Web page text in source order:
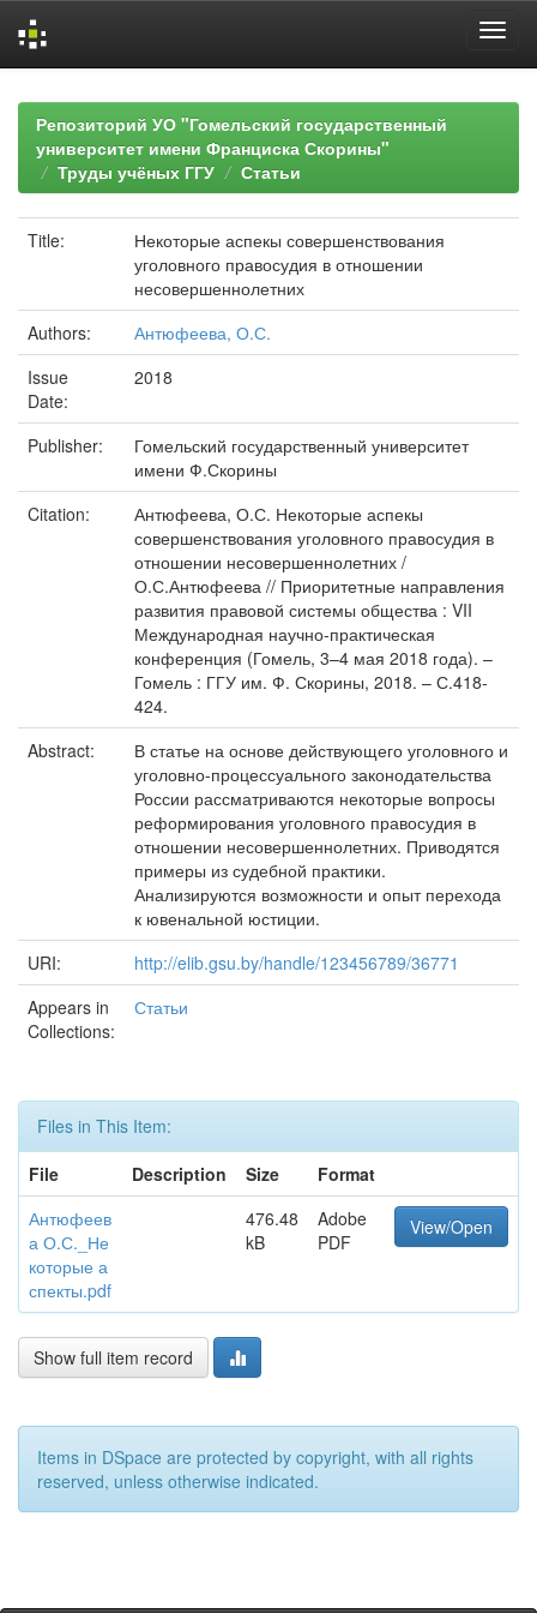
navigationРепозиторий УО "Гомельский государственный
университет имени Франциска Скорины"
Труды учёных ГГУ
Статьи
Title:
Некоторые аспекы совершенствования
уголовного правосудия в отношении
несовершеннолетних
Authors:
Антюфеева, О.С.
Issue
Date:
2018
Publisher:
Гомельский государственный университет
имени Ф.Скорины
Citation:
Антюфеева, О.С. Некоторые аспекы
совершенствования уголовного правосудия в
отношении несовершеннолетних /
О.С.Антюфеева // Приоритетные направления
развития правовой системы общества : VII
Международная научно-практическая
конференция (Гомель, 3–4 мая 2018 года). –
Гомель : ГГУ им. Ф. Скорины, 2018. – С.418-
424.
Abstract:
В статье на основе действующего уголовного и
уголовно-процессуального законодательства
России рассматриваются некоторые вопросы
реформирования уголовного правосудия в
отношении несовершеннолетних. Приводятся
примеры из судебной практики.
Анализируются возможности и опыт перехода
к ювенальной юстиции.
URI:
http://elib.gsu.by/handle/123456789/36771
Appears in
Collections:
Статьи
Files in This Item:
File
Description Size
Format
Антюфеев
а О.С._Не
которые а
спекты.pdf
476.48
kB
Adobe
PDF
View/Open
Show full item record
Items in DSpace are protected by copyright, with all rights
reserved, unless otherwise indicated.